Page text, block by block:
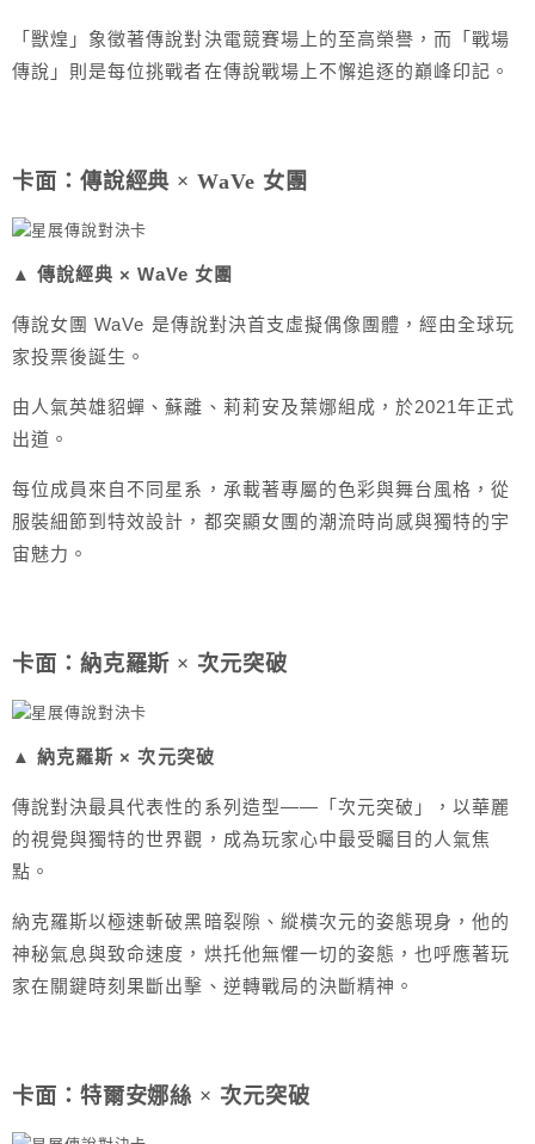
「獸煌」象徵著傳說對決電競賽場上的至高榮譽，而「戰場
傳說」則是每位挑戰者在傳說戰場上不懈追逐的巔峰印記。
卡面：傳說經典 × WaVe 女團
▲ 傳說經典 × WaVe 女團
傳說女團 WaVe 是傳說對決首支虛擬偶像團體，經由全球玩
家投票後誕生。
由人氣英雄貂蟬、蘇離、莉莉安及葉娜組成，於2021年正式
出道。
每位成員來自不同星系，承載著專屬的色彩與舞台風格，從
服裝細節到特效設計，都突顯女團的潮流時尚感與獨特的宇
宙魅力。
卡面：納克羅斯 × 次元突破
▲ 納克羅斯 × 次元突破
傳說對決最具代表性的系列造型——「次元突破」，以華麗
的視覺與獨特的世界觀，成為玩家心中最受矚目的人氣焦
點。
納克羅斯以極速斬破黑暗裂隙、縱橫次元的姿態現身，他的
神秘氣息與致命速度，烘托他無懼一切的姿態，也呼應著玩
家在關鍵時刻果斷出擊、逆轉戰局的決斷精神。
卡面：特爾安娜絲 × 次元突破